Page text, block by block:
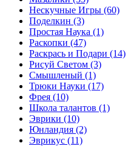
Нескучные Игры (60)
Поделкин (3)
Простая Наука (1)
Раскопки (47)
Раскрась и Подари (14)
Рисуй Светом (3)
Смышленый (1)
Трюки Науки (17)
Фрея (10)
Школа талантов (1)
Эврики (10)
Юнландия (2)
Эврикус (11)